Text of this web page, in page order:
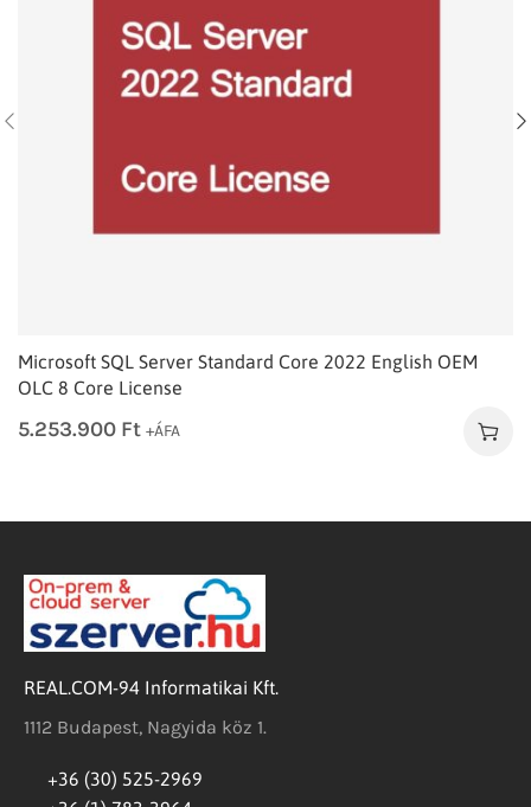
Microsoft SQL Server Standard Core 2022 English OEM
OLC 8 Core License
5.253.900 Ft +ÁFA
REAL.COM-94 Informatikai Kft.
1112 Budapest, Nagyida köz 1.
+36 (30) 525-2969